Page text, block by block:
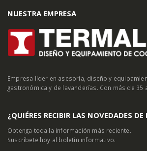
NUESTRA EMPRESA
Empresa líder en asesoría, diseño y
gastronómica y de lavanderías. Con más de 35
¿QUIÉRES RECIBIR LAS NOVEDADES DE
Obtenga toda la información más reciente.
Suscríbete hoy al boletín informativo.